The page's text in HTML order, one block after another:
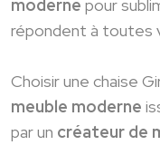
moderne pour
répondent à toutes
Choisir une chaise
meuble moderne
par un créateur de